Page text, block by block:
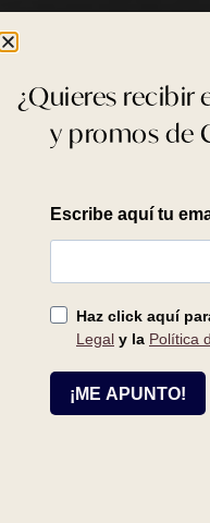
¿Quieres recibir
y promos de